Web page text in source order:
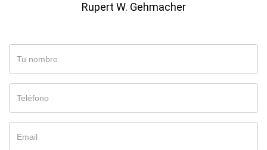
Rupert W. Gehmacher